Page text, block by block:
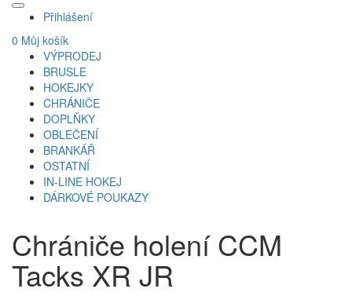
Přihlášení
0 Můj košík
VÝPRODEJ
BRUSLE
HOKEJKY
CHRÁNIČE
DOPLŇKY
OBLEČENÍ
BRANKÁŘ
OSTATNÍ
IN-LINE HOKEJ
DÁRKOVÉ POUKAZY
Chrániče holení CCM
Tacks XR JR